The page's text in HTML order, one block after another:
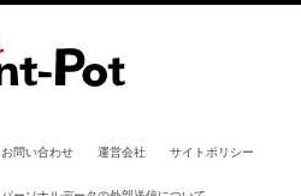
お問い合わせ 運営会社 サイトポリシー